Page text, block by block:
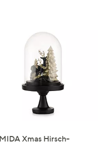
Xmas Hirsch-